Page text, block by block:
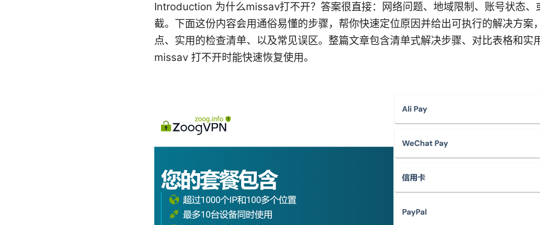
Introduction 为什么missav打不开？答案很直接：网络问题、地域限制、账号状态、
截。下面这份内容会用通俗易懂的步骤，帮你快速定位原因并给出可执行的解决方案
点、实用的检查清单、以及常见误区。整篇文章包含清单式解决步骤、对比表格和实
missav 打不开时能快速恢复使用。